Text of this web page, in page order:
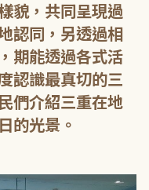
貌，共同呈現過
認同，另透過相
期能透過各式活
認識最真切的三
們介紹三重在地
的光景。